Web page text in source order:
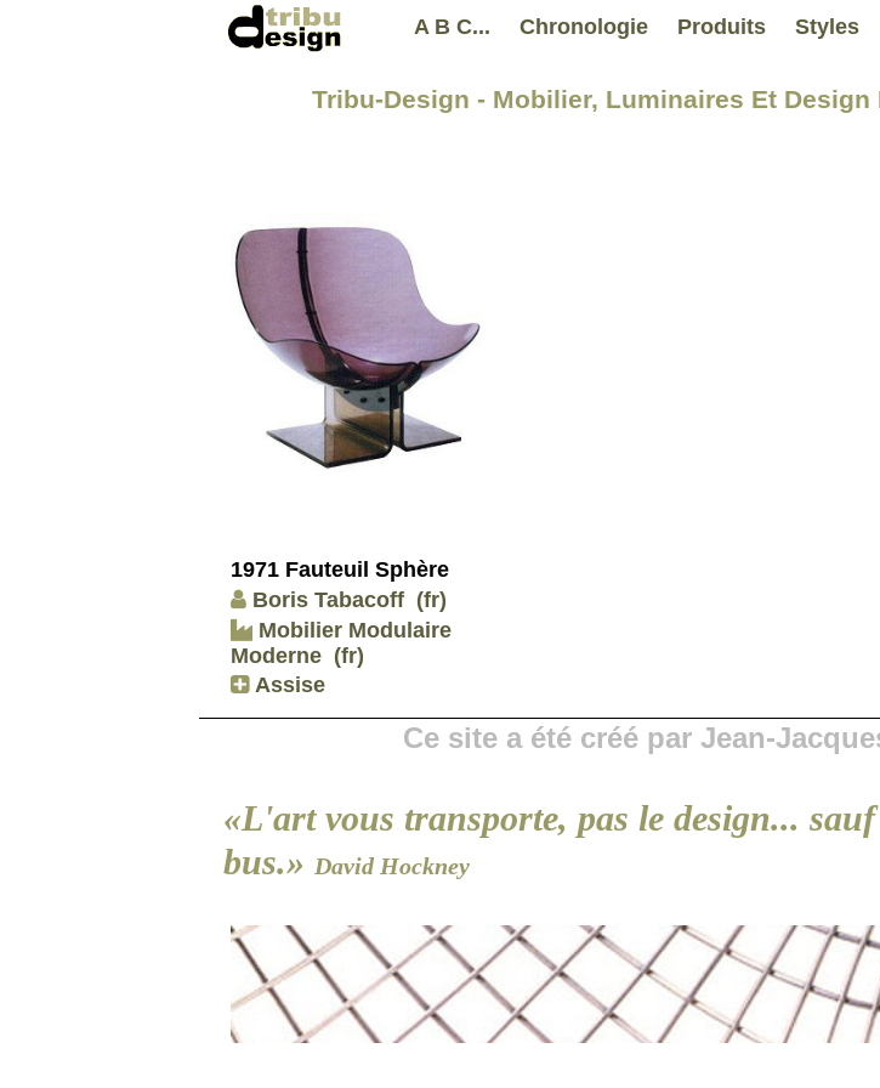
A B C... Chronologie Produits Styles
Tribu-Design - Mobilier, Luminaires Et
1971 Fauteuil Sphère
Boris Tabacoff (fr)
Mobilier Modulaire
Moderne (fr)
Assise
Ce site a été créé par Jean-
«L'art vous transporte, pas le design...
bus.» David Hockney